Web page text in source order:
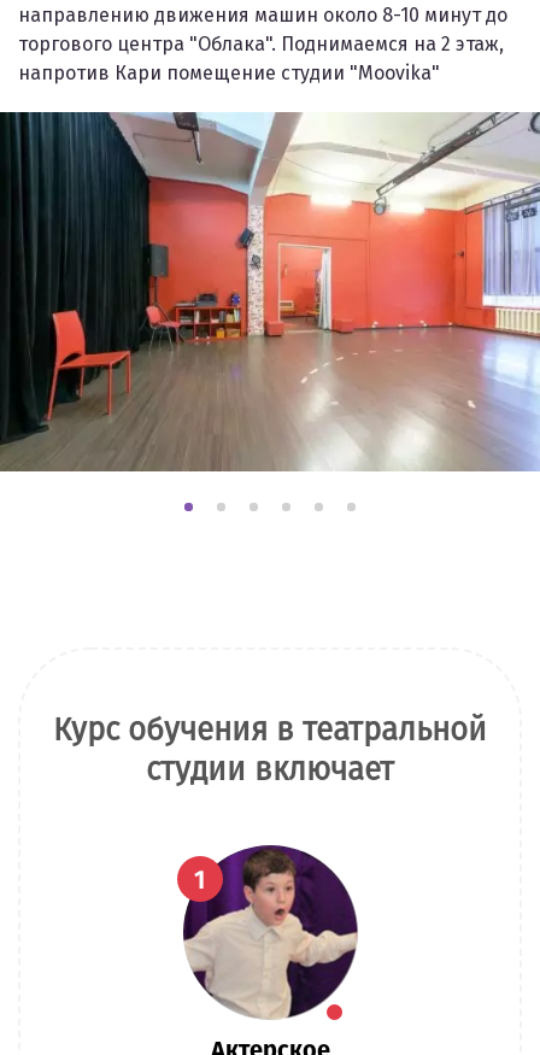
направлению движения машин около 8-10 минут до
торгового центра "Облака". Поднимаемся на 2 этаж,
напротив Кари помещение студии "Moovika"
Курс обучения в театральной
студии включает
1